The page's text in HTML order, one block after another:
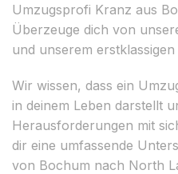
Umzugsprofi Kranz aus
Überzeuge dich von
und unserem erstklassigen
Wir wissen, dass ein
in deinem Leben darstellt
Herausforderungen mit
dir eine umfassende
von Bochum nach North